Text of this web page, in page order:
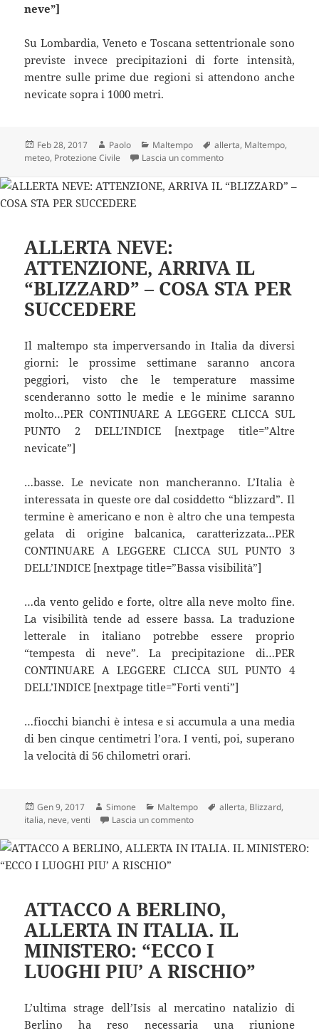
neve”]
Su Lombardia, Veneto e Toscana settentrionale sono
previste invece precipitazioni di forte intensità,
mentre sulle prime due regioni si attendono anche
nevicate sopra i 1000 metri.
Scritto
il
Feb 28, 2017 Autore
Paolo Categorie
Maltempo Tag
allerta, Maltempo,
meteo, Protezione Civile Lascia un commentosu DIRAMATA
ALLERTA NEVE:
ATTENZIONE, ARRIVA IL
“BLIZZARD” – COSA STA PER
SUCCEDERE
Il maltempo sta imperversando in Italia da diversi
giorni: le prossime settimane saranno ancora
peggiori, visto che le temperature massime
scenderanno sotto le medie e le minime saranno
molto…PER CONTINUARE A LEGGERE CLICCA SUL
PUNTO 2 DELL’INDICE [nextpage title=”Altre
nevicate”]
…basse. Le nevicate non mancheranno. L’Italia è
interessata in queste ore dal cosiddetto “blizzard”. Il
termine è americano e non è altro che una tempesta
gelata di origine balcanica, caratterizzata…PER
CONTINUARE A LEGGERE CLICCA SUL PUNTO 3
DELL’INDICE [nextpage title=”Bassa visibilità”]
…da vento gelido e forte, oltre alla neve molto fine.
La visibilità tende ad essere bassa. La traduzione
letterale in italiano potrebbe essere proprio
“tempesta di neve”. La precipitazione di…PER
CONTINUARE A LEGGERE CLICCA SUL PUNTO 4
DELL’INDICE [nextpage title=”Forti venti”]
…fiocchi bianchi è intesa e si accumula a una media
di ben cinque centimetri l’ora. I venti, poi, superano
la velocità di 56 chilometri orari.
Scritto
il
Gen 9, 2017 Autore
Simone Categorie
Maltempo Tag
allerta, Blizzard,
italia, neve,venti Lascia un commentosu ALLERTA NEVE:
ATTACCO A BERLINO,
ALLERTA IN ITALIA. IL
MINISTERO: “ECCO I
LUOGHI PIU’ A RISCHIO”
L’ultima strage dell’Isis al mercatino natalizio di
Berlino ha reso necessaria una riunione